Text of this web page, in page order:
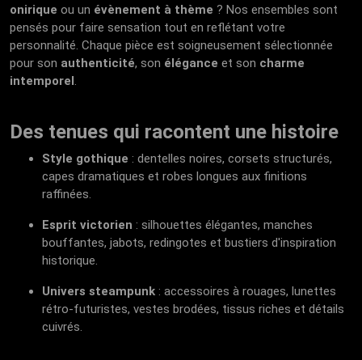
onirique ou un évènement à thème ? Nos ensembles sont
pensés pour faire sensation tout en reflétant votre
personnalité. Chaque pièce est soigneusement sélectionnée
pour son authenticité, son élégance et son charme
intemporel.
Des tenues qui racontent une histoire
Style gothique : dentelles noires, corsets structurés,
capes dramatiques et robes longues aux finitions
raffinées.
Esprit victorien : silhouettes élégantes, manches
bouffantes, jabots, redingotes et bustiers d'inspiration
historique.
Univers steampunk : accessoires à rouages, lunettes
rétro-futuristes, vestes brodées, tissus riches et détails
cuivrés.